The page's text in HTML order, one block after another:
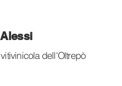
dell'Oltrepò